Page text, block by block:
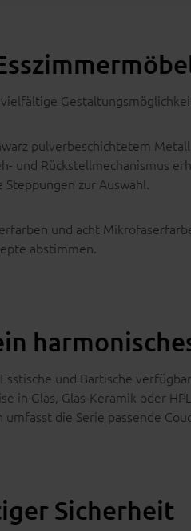
pulverbeschichtetem
und Rückstellmechanismus
zur Auswahl.
und acht
abstimmen.
und Bartische
in Glas, Glas-Keramik oder
die Serie passende
Sicherheit